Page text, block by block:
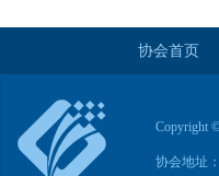
协会首页
Copyright
协会地址